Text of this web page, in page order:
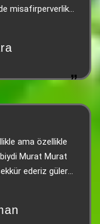
misafirperverlik
ama özellikle
Murat Murat
ederiz güler
mutlaka en
Son olarak